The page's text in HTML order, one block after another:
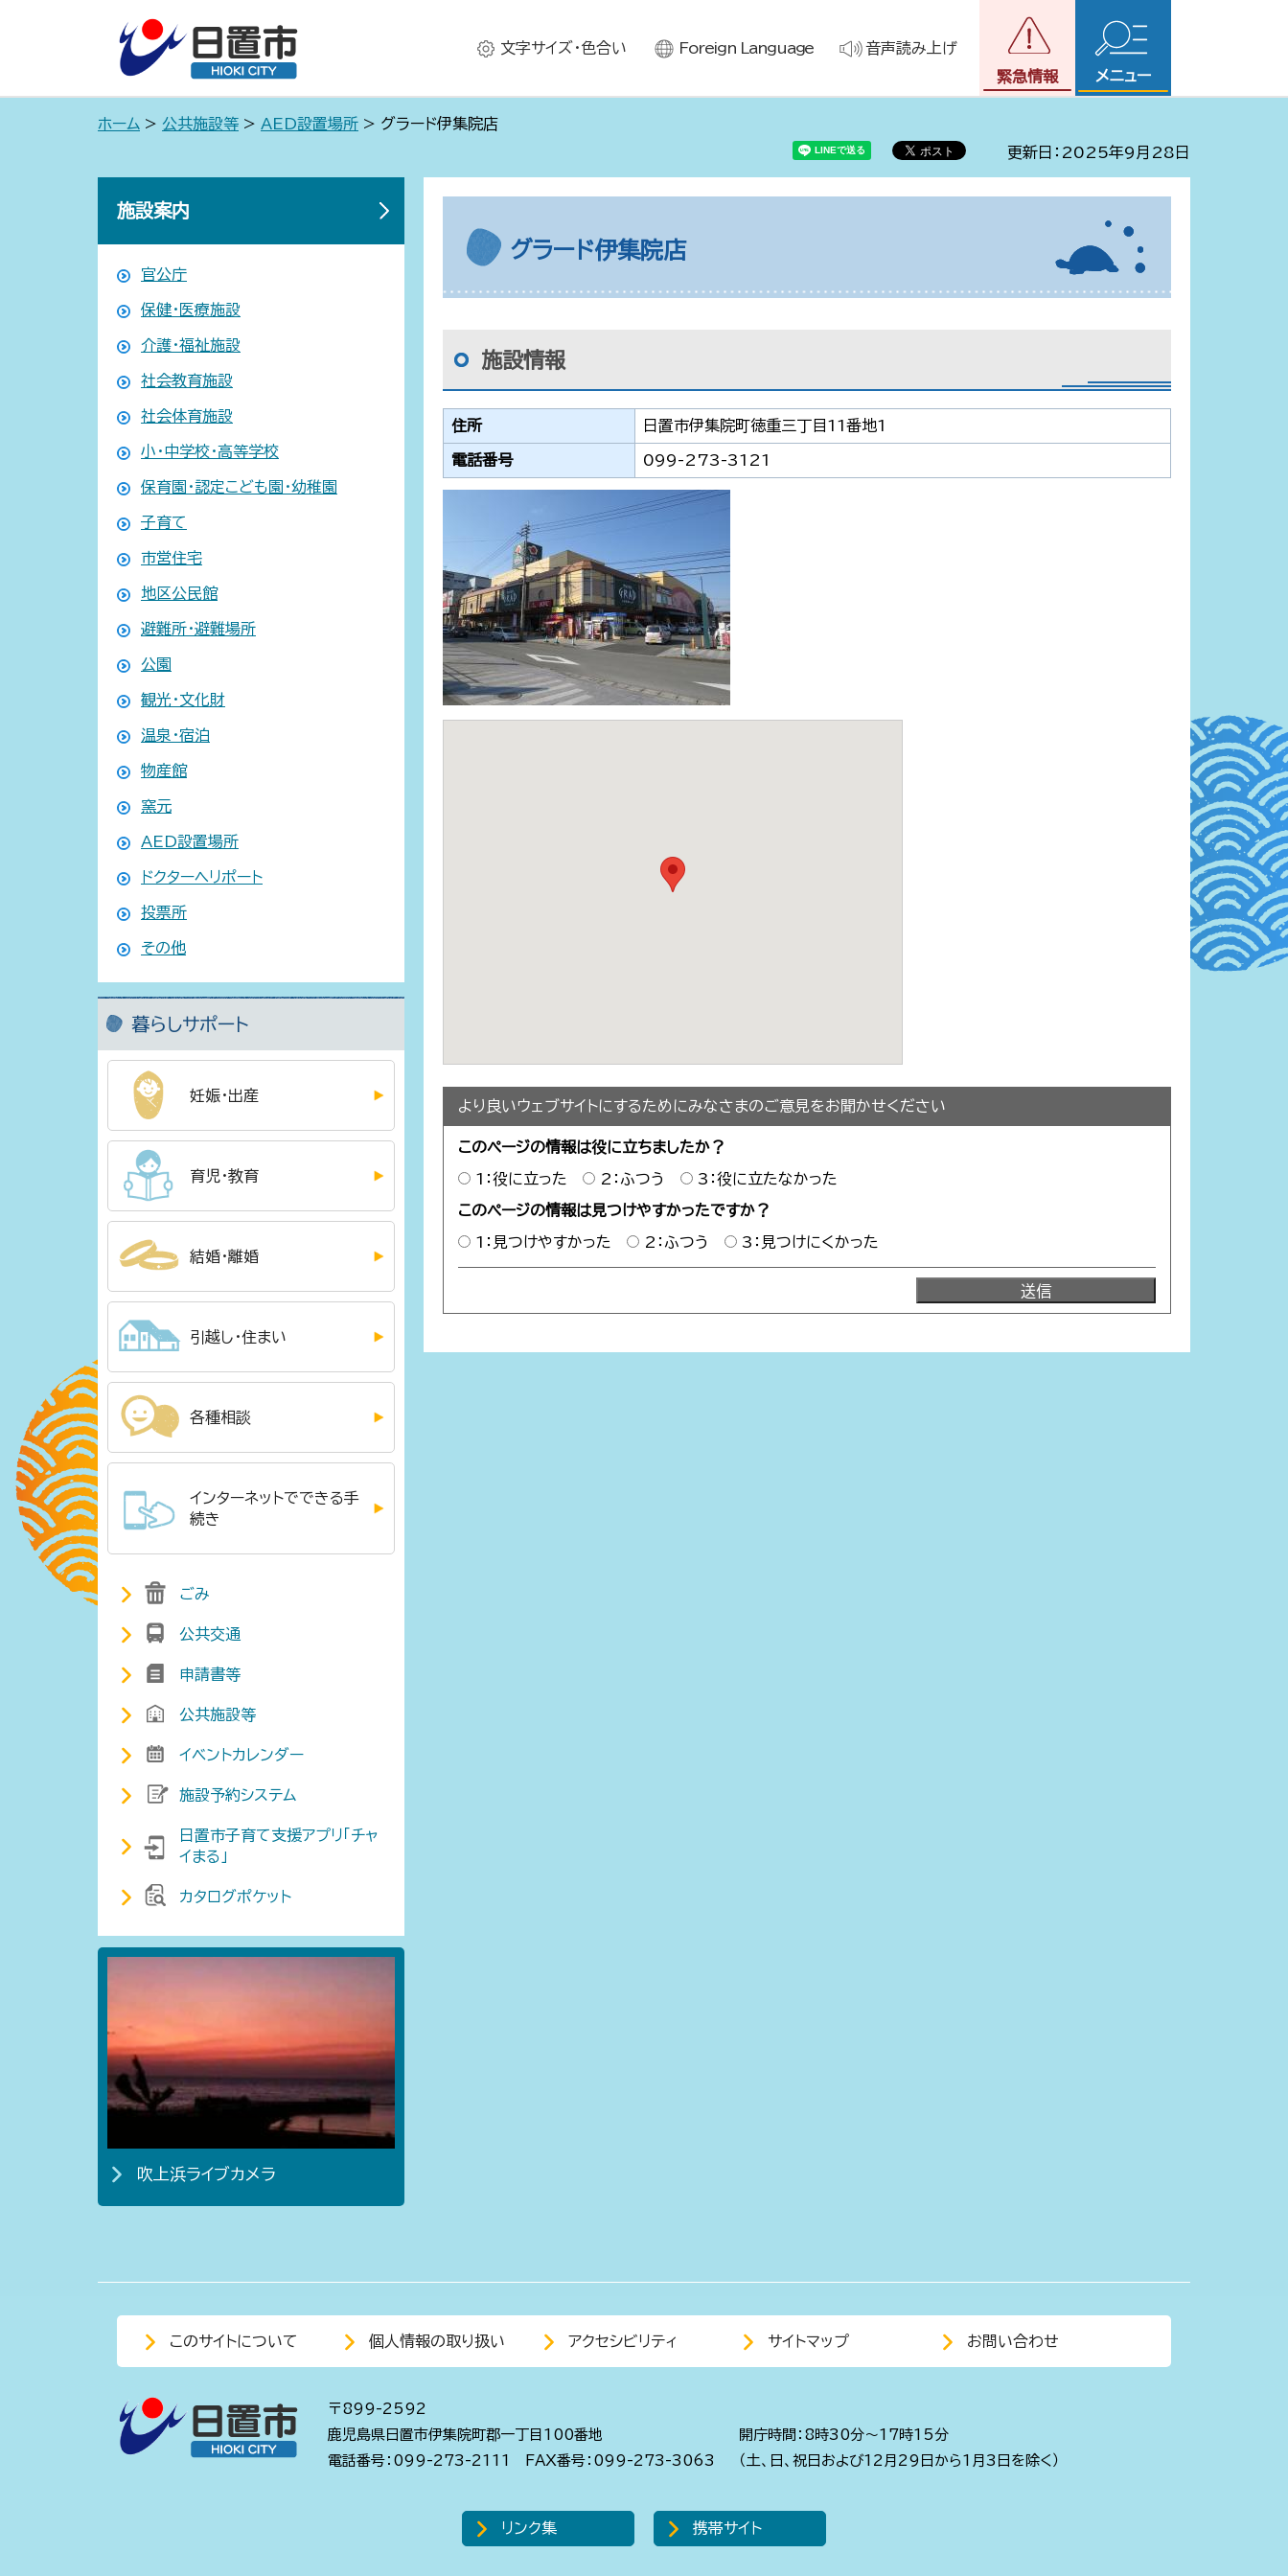
文字サイズ・色合い Foreign Language
音声読み上げ
緊急情報
メニュー
ホーム > 公共施設等 > AED設置場所 > グラード伊集院店
更新日：2025年9月28日
施設案内
官公庁
保健・医療施設
介護・福祉施設
社会教育施設
社会体育施設
小・中学校・高等学校
保育園・認定こども園・幼稚園
子育て
市営住宅
地区公民館
避難所・避難場所
公園
観光・文化財
温泉・宿泊
物産館
窯元
AED設置場所
ドクターヘリポート
投票所
その他
暮らしサポート
妊娠・出産
育児・教育
結婚・離婚
引越し・住まい
各種相談
インターネットでできる手
続き
ごみ
公共交通
申請書等
公共施設等
イベントカレンダー
施設予約システム
日置市子育て支援アプリ「チャ
イまる」
カタログポケット
吹上浜ライブカメラ
グラード伊集院店
施設情報
住所 日置市伊集院町徳重三丁目11番地1
電話番号 099-273-3121
より良いウェブサイトにするためにみなさまのご意見をお聞かせください
このページの情報は役に立ちましたか？
1：役に立った 2：ふつう 3：役に立たなかった
このページの情報は見つけやすかったですか？
1：見つけやすかった 2：ふつう 3：見つけにくかった
このサイトについて 個人情報の取り扱い アクセシビリティ サイトマップ お問い合わせ
〒899-2592
鹿児島県日置市伊集院町郡一丁目100番地
電話番号：099-273-2111
FAX番号：099-273-3063
開庁時間：8時30分～17時15分
（土、日、祝日および12月29日から1月3日を除く）
リンク集 携帯サイト